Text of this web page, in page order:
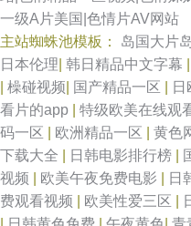
一级A片美国|色情片AV网站
主站蜘蛛池模板： 岛国大片
日本伦理 韩日精品中文字幕
橾碰视频 国产精品一区
看片的app
特级欧美在线观
码一区
欧洲精品一区 黄色
下载大全
日韩电影排行榜
视频
欧美午夜免费电影 日
费观看视频
欧美性爱三区